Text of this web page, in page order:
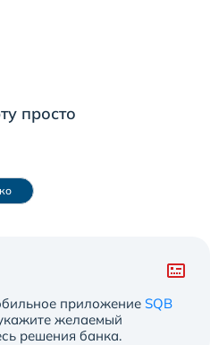
просто
приложение SQB
желаемый
решения банка.